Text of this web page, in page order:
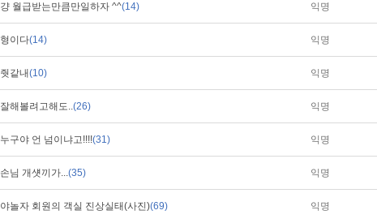
걍 월급받는만큼만일하자 ^^(14) 익명
형이다(14) 익명
줫같내(10) 익명
잘해볼려고해도..(26) 익명
누구야 언 넘이냐고!!!!(31) 익명
손님 개섓끼가...(35) 익명
야놀자 회원의 객실 진상실태(사진)(69) 익명